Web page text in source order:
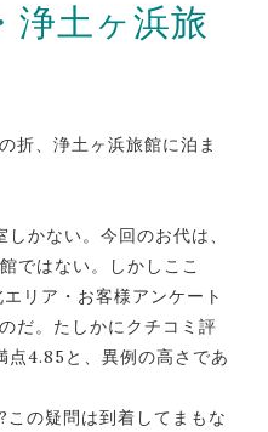
浄土ヶ浜旅
折、浄土ヶ浜旅館に泊ま
かない。今回のお代は、
ではない。しかしここ
リア・お客様アンケート
だ。たしかにクチコミ評
点4.85と、異例の高さであ
の疑問は到着してまもな